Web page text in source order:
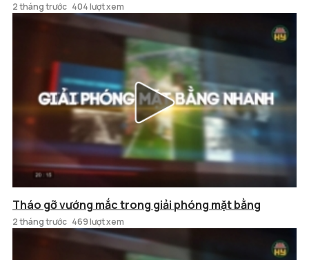
2 tháng trước 404 lượt xem
Tháo gỡ vướng mắc trong giải phóng mặt bằng
2 tháng trước 469 lượt xem